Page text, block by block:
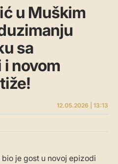
u Muškim
sa
i novom
12.05.2026 | 13:13
je gost u novoj epizodi